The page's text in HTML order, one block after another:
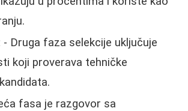
- Druga faza selekcije uključuje
koji proverava tehničke
fasa je razgovor sa